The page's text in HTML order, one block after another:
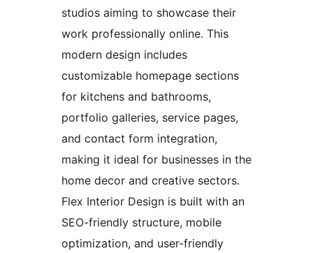
studios aiming to showcase their
work professionally online. This
modern design includes
customizable homepage sections
for kitchens and bathrooms,
portfolio galleries, service pages,
and contact form integration,
making it ideal for businesses in the
home decor and creative sectors.
Flex Interior Design is built with an
SEO-friendly structure, mobile
optimization, and user-friendly